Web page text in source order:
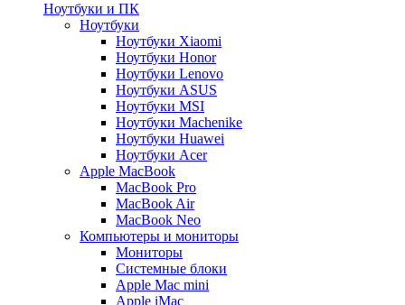
Ноутбуки и ПК
Ноутбуки
Ноутбуки Xiaomi
Ноутбуки Honor
Ноутбуки Lenovo
Ноутбуки ASUS
Ноутбуки MSI
Ноутбуки Machenike
Ноутбуки Huawei
Ноутбуки Acer
Apple MacBook
MacBook Pro
MacBook Air
MacBook Neo
Компьютеры и мониторы
Мониторы
Системные блоки
Apple Mac mini
Apple iMac